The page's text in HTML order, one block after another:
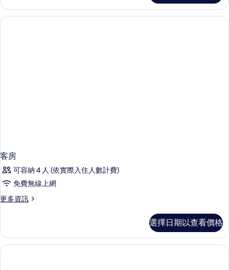
的
詳
情
客房
可容納 4 人 (依實際入住人數計費)
免費無線上網
更多資訊
更
的
詳
情
選擇日期以查看價格